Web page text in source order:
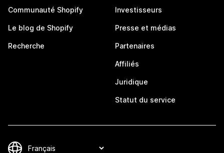
Communauté Shopify
Le blog de Shopify
Recherche
Investisseurs
Presse et médias
Partenaires
Affiliés
Juridique
Statut du service